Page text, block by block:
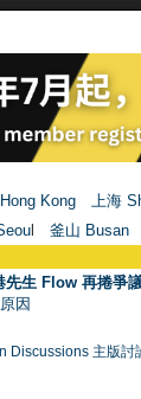
Kong 上海
釜山 Busan
先生 Flow 再捲爭
因
Discussions 主版討